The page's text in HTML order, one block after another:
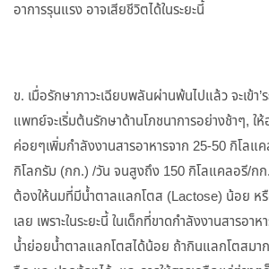
อาการรุนแรง อาจเสียชีวิตได้ในระยะนี้
ข. เมื่อรักษาภาวะเฉียบพลันผ่านพ้นไปแล้ว จะเข้า’ร
แพทย์จะเริ่มต้นรักษาด้านโภชนาการอย่างช้าๆ, ใ
ค่อยๆเพิ่มกำลังงานสารอาหารจาก 25-50 กิโล
กิโลกรัม (กก.) /วัน จนสูงถึง 150 กิโลแคลอรี/กก
ต้องให้นมที่มีน้ำตาลแลกโตส (Lactose) น้อย ห
เลย เพราะในระยะนี้ ในเด็กที่ขาดกำลังงานสารอา
น้ำย่อยน้ำตาลแลกโตสได้น้อย ถ้ากินแลกโตสมา